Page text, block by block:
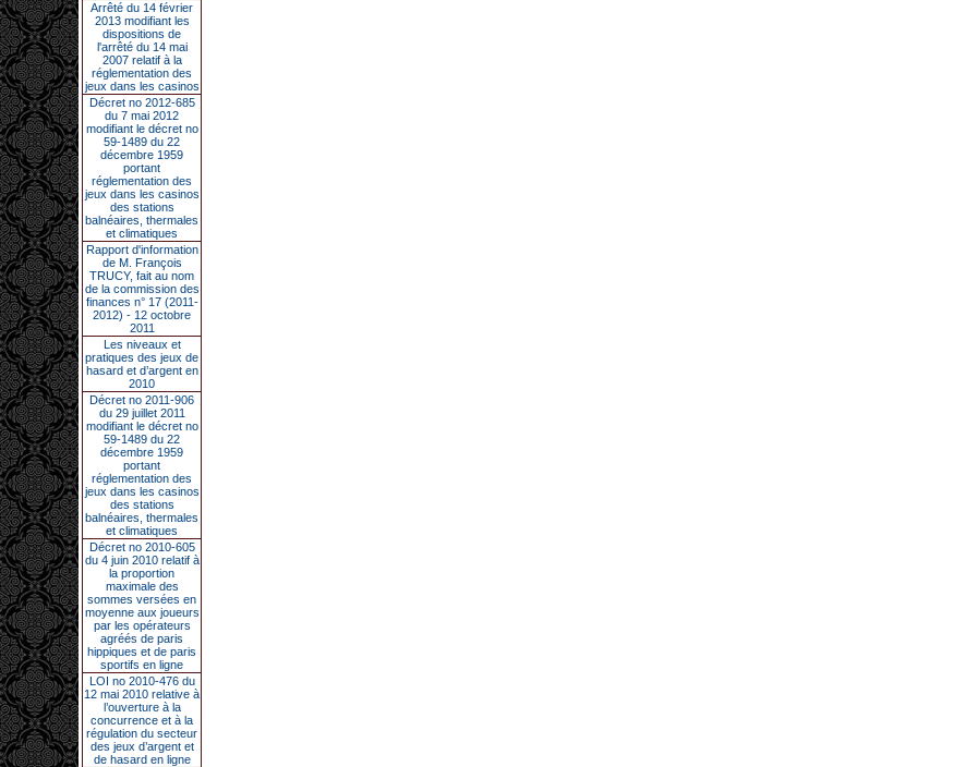
Arrêté du 14 février
2013 modifiant les
dispositions de
l'arrêté du 14 mai
2007 relatif à la
réglementation des
jeux dans les casinos
Décret no 2012-685
du 7 mai 2012
modifiant le décret no
59-1489 du 22
décembre 1959
portant
réglementation des
jeux dans les casinos
des stations
balnéaires, thermales
et climatiques
Rapport d'information
de M. François
TRUCY, fait au nom
de la commission des
finances n° 17 (2011-
2012) - 12 octobre
2011
Les niveaux et
pratiques des jeux de
hasard et d’argent en
2010
Décret no 2011-906
du 29 juillet 2011
modifiant le décret no
59-1489 du 22
décembre 1959
portant
réglementation des
jeux dans les casinos
des stations
balnéaires, thermales
et climatiques
Décret no 2010-605
du 4 juin 2010 relatif à
la proportion
maximale des
sommes versées en
moyenne aux joueurs
par les opérateurs
agréés de paris
hippiques et de paris
sportifs en ligne
LOI no 2010-476 du
12 mai 2010 relative à
l’ouverture à la
concurrence et à la
régulation du secteur
des jeux d’argent et
de hasard en ligne